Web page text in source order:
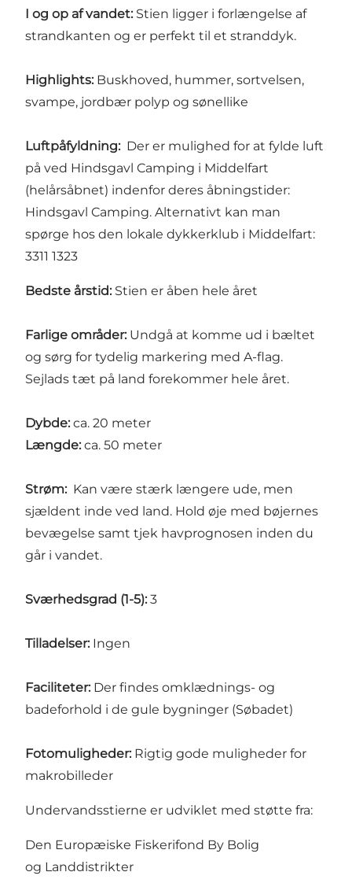
I og op af vandet: Stien ligger i forlængelse af
strandkanten og er perfekt til et stranddyk.
Highlights: Buskhoved, hummer, sortvelsen,
svampe, jordbær polyp og sønellike
Luftpåfyldning: Der er mulighed for at fylde luft
på ved Hindsgavl Camping i Middelfart
(helårsåbnet) indenfor deres åbningstider:
Hindsgavl Camping. Alternativt kan man
spørge hos den lokale dykkerklub i Middelfart:
3311 1323
Bedste årstid: Stien er åben hele året
Farlige områder: Undgå at komme ud i bæltet
og sørg for tydelig markering med A-flag.
Sejlads tæt på land forekommer hele året.
Dybde: ca. 20 meter
Længde: ca. 50 meter
Strøm: Kan være stærk længere ude, men
sjældent inde ved land. Hold øje med bøjernes
bevægelse samt tjek havprognosen inden du
går i vandet.
Sværhedsgrad (1-5): 3
Tilladelser: Ingen
Faciliteter: Der findes omklædnings- og
badeforhold i de gule bygninger (Søbadet)
Fotomuligheder: Rigtig gode muligheder for
makrobilleder
Undervandsstierne er udviklet med støtte fra:
Den Europæiske Fiskerifond By Bolig
og Landdistrikter